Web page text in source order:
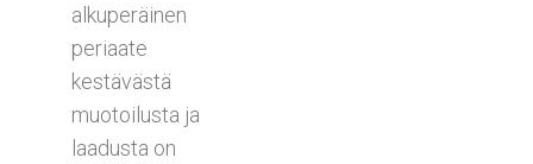
alkuperäinen
periaate
kestävästä
muotoilusta ja
laadusta on